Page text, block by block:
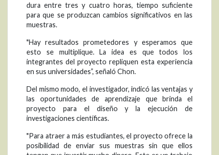
dura entre tres y cuatro horas, tiempo suficiente
para que se produzcan cambios significativos en las
muestras.
"Hay resultados prometedores y esperamos que
esto se multiplique. La idea es que todos los
integrantes del proyecto repliquen esta experiencia
en sus universidades”, señaló Chon.
Del mismo modo, el investigador, indicó las ventajas y
las oportunidades de aprendizaje que brinda el
proyecto para el diseño y la ejecución de
investigaciones científicas.
"Para atraer a más estudiantes, el proyecto ofrece la
posibilidad de enviar sus muestras sin que ellos